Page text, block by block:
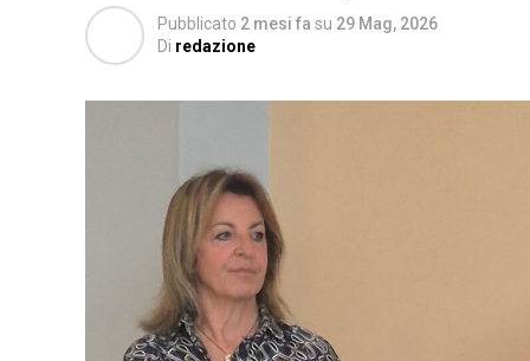
Pubblicato 2 mesi fa su 29 Mag, 2026
Di redazione